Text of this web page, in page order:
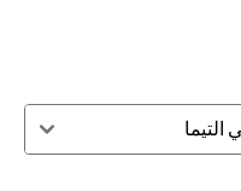
التيما